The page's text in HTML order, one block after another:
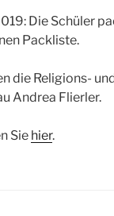
Die Schüler
Packliste.
die Religions-
Andrea Flierler.
Sie hier.